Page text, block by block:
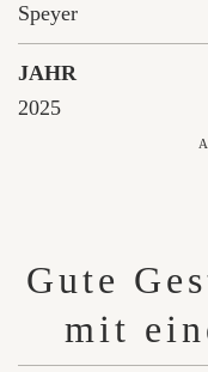
Speyer
JAHR
2025
Gute
mit